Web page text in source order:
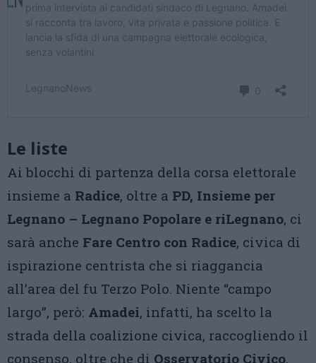
Le liste
Ai blocchi di partenza della corsa elettorale
insieme a Radice, oltre a PD, Insieme per
Legnano – Legnano Popolare e riLegnano, ci
sarà anche Fare Centro con Radice, civica di
ispirazione centrista che si riaggancia
all’area del fu Terzo Polo. Niente “campo
largo”, però: Amadei, infatti, ha scelto la
strada della coalizione civica, raccogliendo il
consenso, oltre che di Osservatorio Civico,